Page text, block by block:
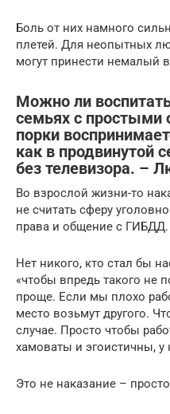
Боль от них намного
плетей. Для неопытных
могут принести немалый
Можно ли
семьях с простыми
порки
как в продвинутой
без телевизора. –
Во взрослой жизни-то
не считать сферу
права и общение с ГИБДД.
Нет никого, кто стал бы
«чтобы впредь такого не
проще. Если мы плохо
место возьмут другого.
случае. Просто чтобы
хамоваты и эгоистичны, у
Это не наказание –